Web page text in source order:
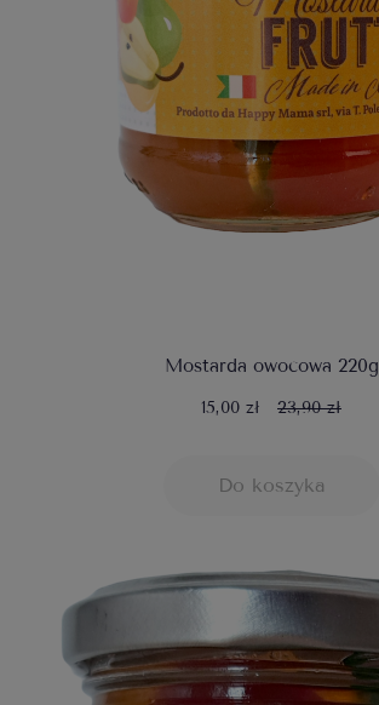
Mostarda owocowa 220g
15,00 zł 23,90 zł
Do koszyka